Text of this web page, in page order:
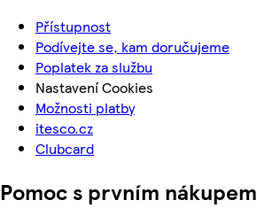
Přístupnost
Podívejte se, kam doručujeme
Poplatek za službu
Nastavení Cookies
Možnosti platby
itesco.cz
Clubcard
Pomoc s prvním nákupem